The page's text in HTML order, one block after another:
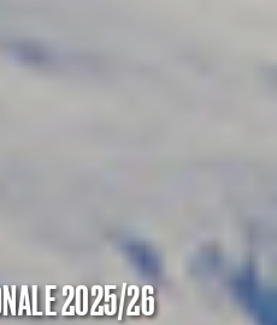
2025/26